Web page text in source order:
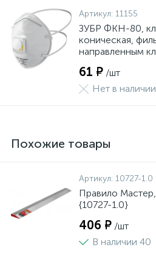
Артикул: 11155
ЗУБР ФКН-80,
коническая,
направленным
61 ₽ /шт
Нет в наличии
Похожие товары
Артикул: 10727-1.0
Правило
{10727-1.0}
406 ₽ /шт
В наличии 40